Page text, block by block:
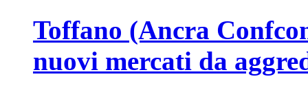
Toffano (Ancra
nuovi mercati da